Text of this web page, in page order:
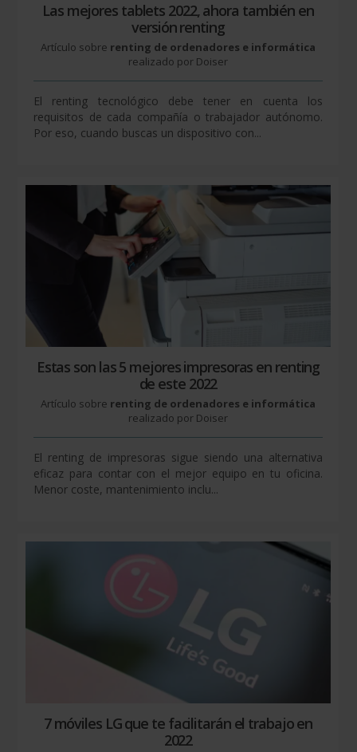
Las mejores tablets 2022, ahora también en
versión renting
Artículo sobre renting de ordenadores e informática
realizado por Doiser
El renting tecnológico debe tener en cuenta los
requisitos de cada compañía o trabajador autónomo.
Por eso, cuando buscas un dispositivo con...
Estas son las 5 mejores impresoras en renting
de este 2022
Artículo sobre renting de ordenadores e informática
realizado por Doiser
El renting de impresoras sigue siendo una alternativa
eficaz para contar con el mejor equipo en tu oficina.
Menor coste, mantenimiento inclu...
7 móviles LG que te facilitarán el trabajo en
2022